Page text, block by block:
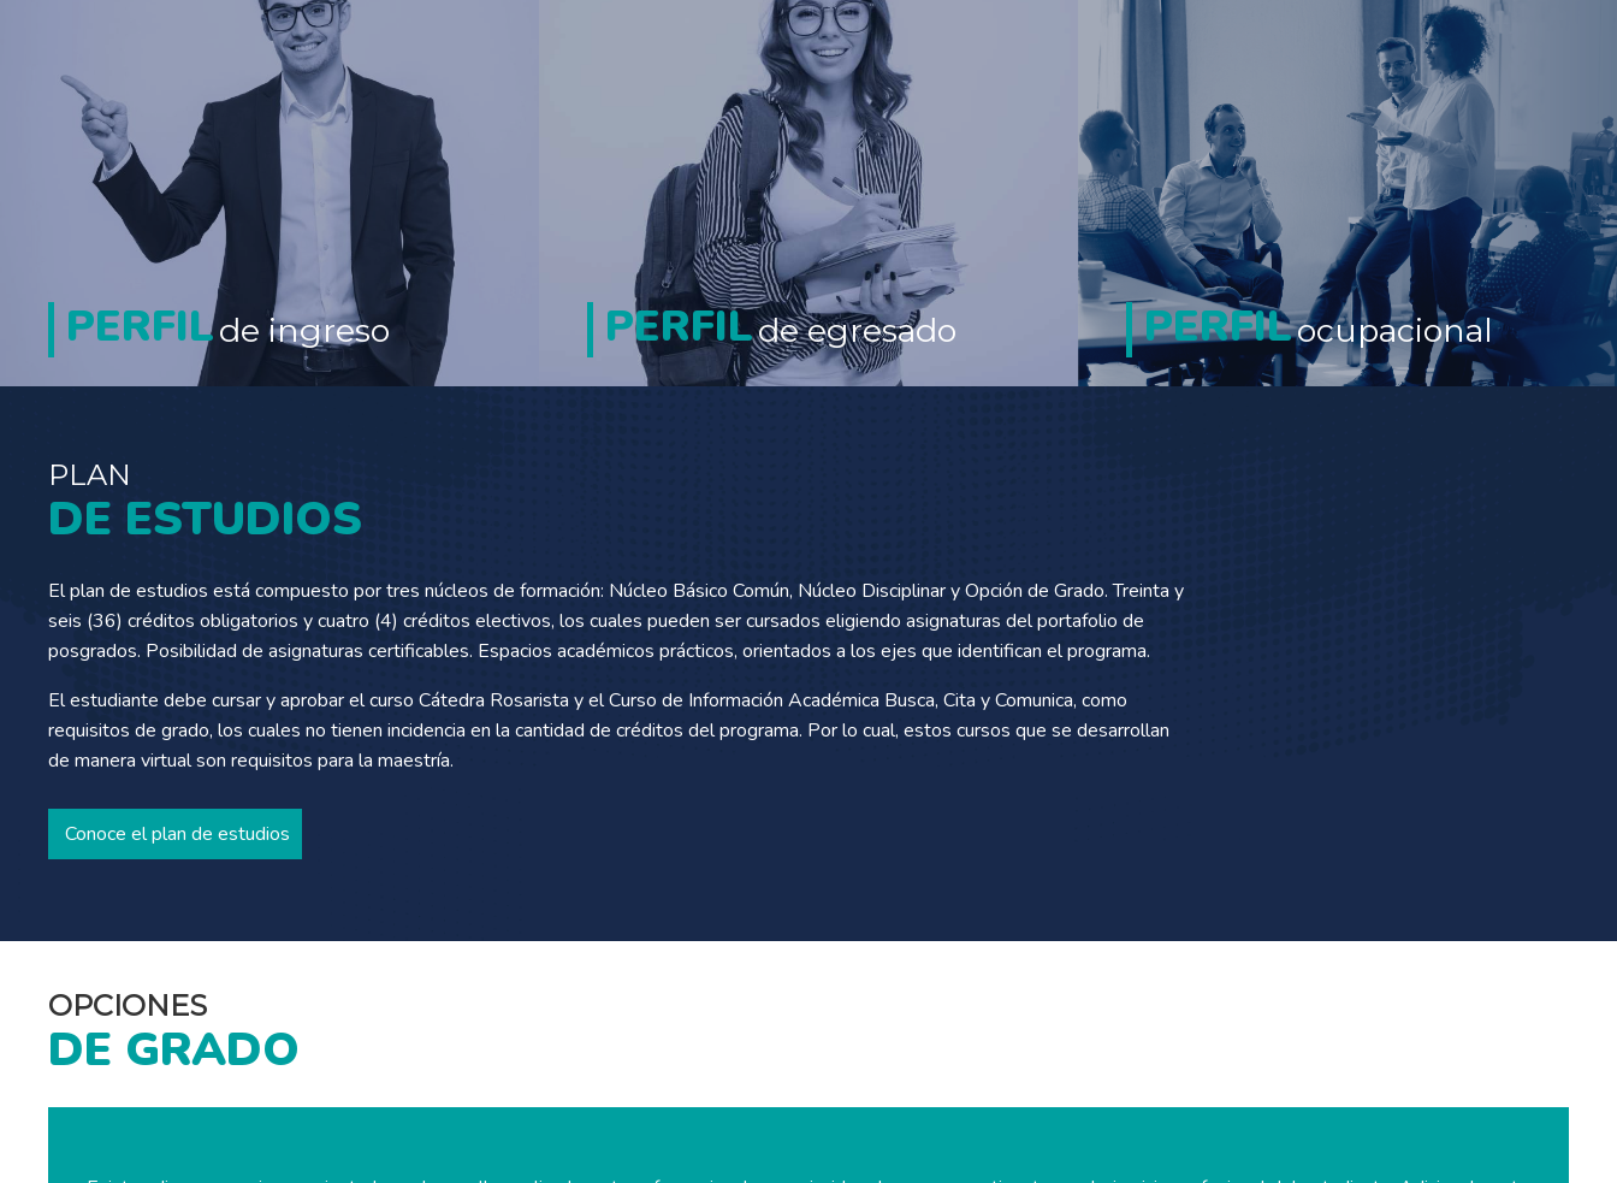
PERFILde ingreso
• Ingreso directo a la Maestría:
• Ingreso a través de la co-terminal:
Familia:
PERFILde egresado PERFILocupacional
PLAN
DE ESTUDIOS
El plan de estudios está compuesto por tres núcleos de formación: Núcleo Básico Común, Núcleo Disciplinar y Opción de Grado. Treinta y
seis (36) créditos obligatorios y cuatro (4) créditos electivos, los cuales pueden ser cursados eligiendo asignaturas del portafolio de
posgrados. Posibilidad de asignaturas certificables. Espacios académicos prácticos, orientados a los ejes que identifican el programa.
El estudiante debe cursar y aprobar el curso Cátedra Rosarista y el Curso de Información Académica Busca, Cita y Comunica, como
requisitos de grado, los cuales no tienen incidencia en la cantidad de créditos del programa. Por lo cual, estos cursos que se desarrollan
de manera virtual son requisitos para la maestría.
Conoce el plan de estudios
OPCIONES
DE GRADO